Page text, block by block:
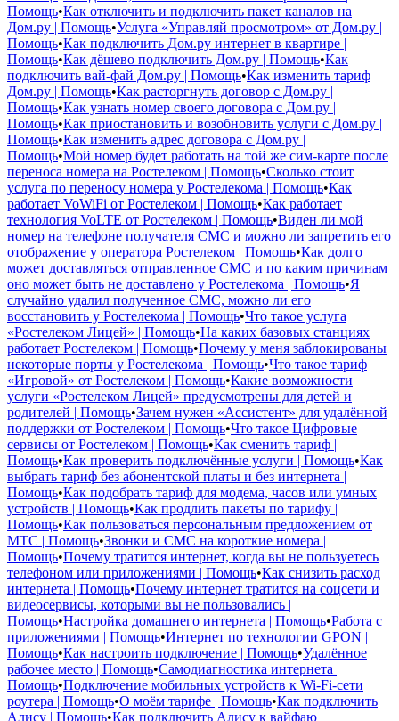
Помощь•Как отключить и подключить пакет каналов на
Дом.ру | Помощь•Услуга «Управляй просмотром» от Дом.ру |
Помощь•Как подключить Дом.ру интернет в квартире |
Помощь•Как дёшево подключить Дом.ру | Помощь•Как
подключить вай-фай Дом.ру | Помощь•Как изменить тариф
Дом.ру | Помощь•Как расторгнуть договор с Дом.ру |
Помощь•Как узнать номер своего договора с Дом.ру |
Помощь•Как приостановить и возобновить услуги с Дом.ру |
Помощь•Как изменить адрес договора с Дом.ру |
Помощь•Мой номер будет работать на той же сим-карте после
переноса номера на Ростелеком | Помощь•Сколько стоит
услуга по переносу номера у Ростелекома | Помощь•Как
работает VoWiFi от Ростелеком | Помощь•Как работает
технология VoLTE от Ростелеком | Помощь•Виден ли мой
номер на телефоне получателя СМС и можно ли запретить его
отображение у оператора Ростелеком | Помощь•Как долго
может доставляться отправленное СМС и по каким причинам
оно может быть не доставлено у Ростелекома | Помощь•Я
случайно удалил полученное СМС, можно ли его
восстановить у Ростелекома | Помощь•Что такое услуга
«Ростелеком Лицей» | Помощь•На каких базовых станциях
работает Ростелеком | Помощь•Почему у меня заблокированы
некоторые порты у Ростелекома | Помощь•Что такое тариф
«Игровой» от Ростелеком | Помощь•Какие возможности
услуги «Ростелеком Лицей» предусмотрены для детей и
родителей | Помощь•Зачем нужен «Ассистент» для удалённой
поддержки от Ростелеком | Помощь•Что такое Цифровые
сервисы от Ростелеком | Помощь•Как сменить тариф |
Помощь•Как проверить подключённые услуги | Помощь•Как
выбрать тариф без абонентской платы и без интернета |
Помощь•Как подобрать тариф для модема, часов или умных
устройств | Помощь•Как продлить пакеты по тарифу |
Помощь•Как пользоваться персональным предложением от
МТС | Помощь•Звонки и СМС на короткие номера |
Помощь•Почему тратится интернет, когда вы не пользуетесь
телефоном или приложениями | Помощь•Как снизить расход
интернета | Помощь•Почему интернет тратится на соцсети и
видеосервисы, которыми вы не пользовались |
Помощь•Настройка домашнего интернета | Помощь•Работа с
приложениями | Помощь•Интернет по технологии GPON |
Помощь•Как настроить подключение | Помощь•Удалённое
рабочее место | Помощь•Самодиагностика интернета |
Помощь•Подключение мобильных устройств к Wi-Fi-сети
роутера | Помощь•О моём тарифе | Помощь•Как подключить
Алису | Помощь•Как подключить Алису к вайфаю |